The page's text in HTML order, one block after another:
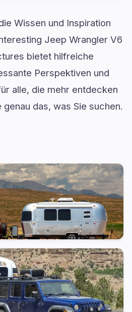
Wissen und Inspiration
Jeep Wrangler V6
bietet hilfreiche
Perspektiven und
alle, die mehr entdecken
genau das, was Sie suchen.